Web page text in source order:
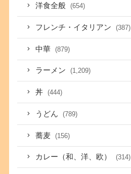
洋食全般 (654)
フレンチ・イタリアン (387)
中華 (879)
ラーメン (1,209)
丼 (444)
うどん (789)
蕎麦 (156)
カレー（和、洋、欧） (314)